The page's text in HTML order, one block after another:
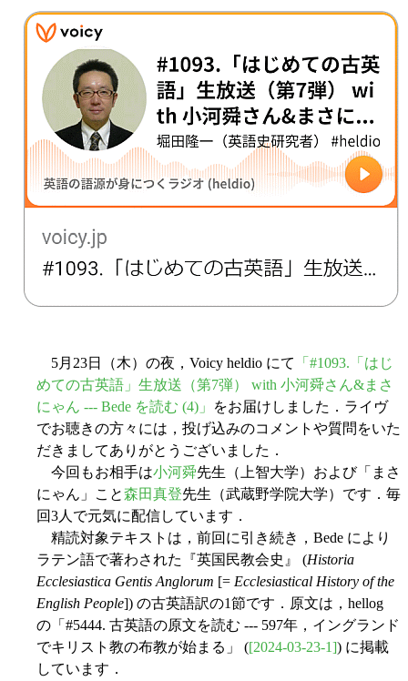
5月23日（木）の夜，Voicy heldio にて
「#1093.「はじ
めての古英語」生放送（第7弾） with 小河舜さん&まさ
にゃん --- Bede を読む (4)」
をお届けしました．ライヴ
でお聴きの方々には，投げ込みのコメントや質問をいた
だきましてありがとうございました．
今回もお相手は小河舜先生（上智大学）および「まさ
にゃん」こと森田真登先生（武蔵野学院大学）です．毎
回3人で元気に配信しています．
精読対象テキストは，前回に引き続き，Bede により
ラテン語で著わされた『英国民教会史』 (Historia
Ecclesiastica Gentis Anglorum [= Ecclesiastical History of the
English People]) の古英語訳の1節です．原文は，hellog
の「#5444. 古英語の原文を読む --- 597年，イングランド
でキリスト教の布教が始まる」 ([2024-03-23-1]) に掲載
しています．